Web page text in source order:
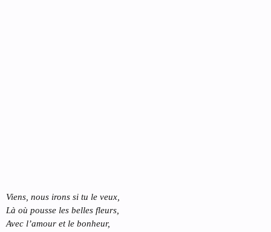
Viens, nous irons si tu le veux,
Là où pousse les belles fleurs,
Avec l’amour et le bonheur,